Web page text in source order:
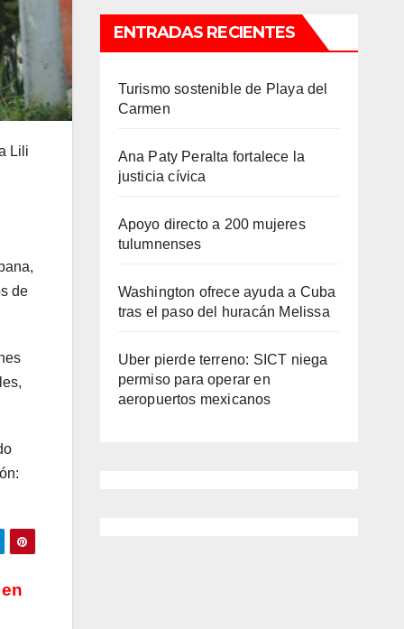
Lili
de
ENTRADAS RECIENTES
Turismo sostenible de Playa del
Carmen
Ana Paty Peralta fortalece la
justicia cívica
Apoyo directo a 200 mujeres
tulumnenses
Washington ofrece ayuda a Cuba
tras el paso del huracán Melissa
Uber pierde terreno: SICT niega
permiso para operar en
aeropuertos mexicanos